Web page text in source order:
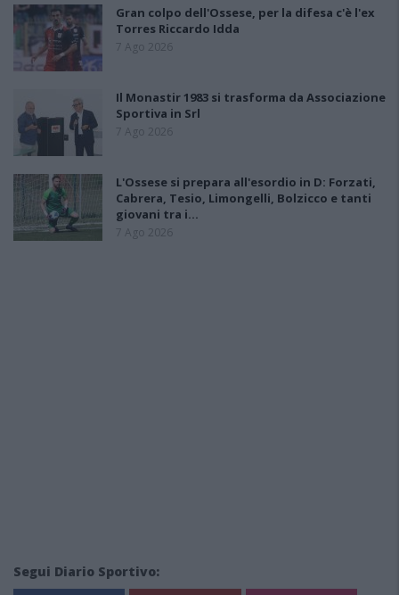
Gran colpo dell'Ossese, per la difesa c'è l'ex
Torres Riccardo Idda
7 Ago 2026
Il Monastir 1983 si trasforma da Associazione
Sportiva in Srl
7 Ago 2026
L'Ossese si prepara all'esordio in D: Forzati,
Cabrera, Tesio, Limongelli, Bolzicco e tanti
giovani tra i…
7 Ago 2026
Segui Diario Sportivo: